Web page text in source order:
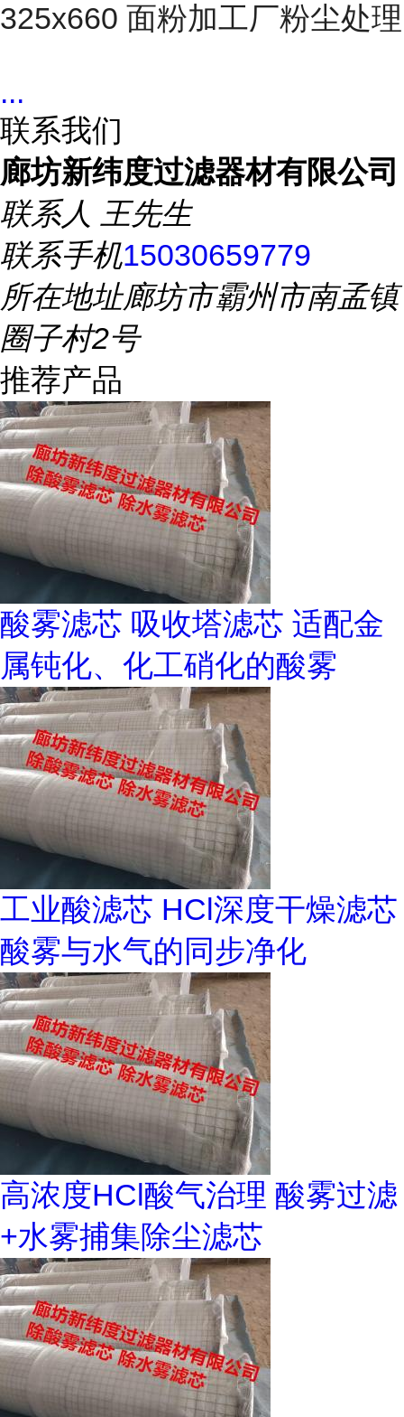
325x660 面粉加工厂粉尘处理
...
联系我们
廊坊新纬度过滤器材有限公司
联系人 王先生
联系手机15030659779
所在地址廊坊市霸州市南孟镇
圈子村2号
推荐产品
酸雾滤芯 吸收塔滤芯 适配金
属钝化、化工硝化的酸雾
工业酸滤芯 HCl深度干燥滤芯
酸雾与水气的同步净化
高浓度HCl酸气治理 酸雾过滤
+水雾捕集除尘滤芯